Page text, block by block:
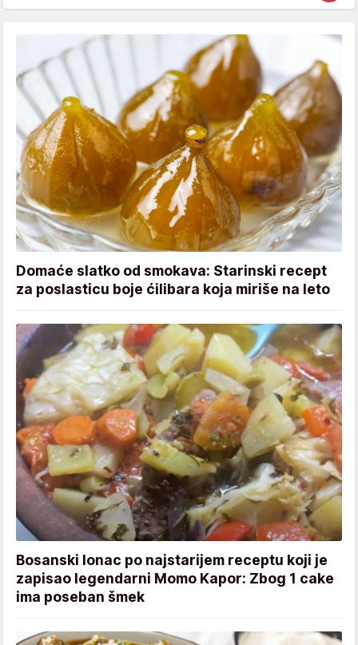
Domaće slatko od smokava: Starinski recept
za poslasticu boje ćilibara koja miriše na leto
Bosanski lonac po najstarijem receptu koji je
zapisao legendarni Momo Kapor: Zbog 1 cake
ima poseban šmek